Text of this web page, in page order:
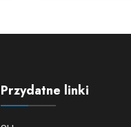
Przydatne linki